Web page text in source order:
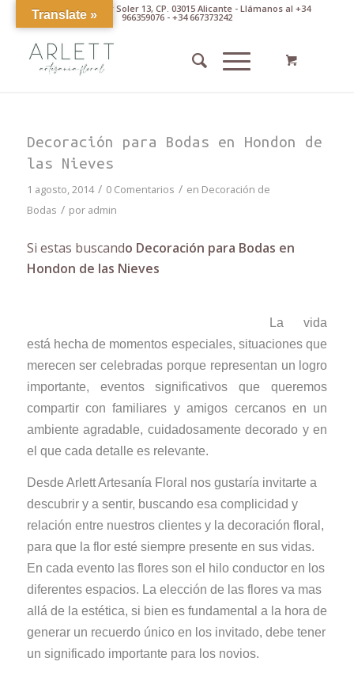
Av. Pintor Xavier Soler 13, CP. 03015 Alicante - Llámanos al +34
966359076 - +34 667373242
Decoración para Bodas en Hondon de
las Nieves
1 agosto, 2014 / 0 Comentarios / en Decoración de
Bodas / por admin
Si estas buscando Decoración para Bodas en
Hondon de las Nieves
La vida
está hecha de momentos especiales, situaciones que
merecen ser celebradas porque representan un logro
importante, eventos significativos que queremos
compartir con familiares y amigos cercanos en un
ambiente agradable, cuidadosamente decorado y en
el que cada detalle es relevante.
Desde Arlett Artesanía Floral nos gustaría invitarte a
descubrir y a sentir, buscando esa complicidad y
relación entre nuestros clientes y la decoración floral,
para que la flor esté siempre presente en sus vidas.
En cada evento las flores son el hilo conductor en los
diferentes espacios. La elección de las flores va mas
allá de la estética, si bien es fundamental a la hora de
generar un recuerdo único en los invitado, debe tener
un significado importante para los novios.
Translate »